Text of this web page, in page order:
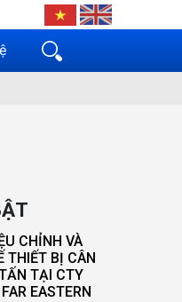
CHỈNH VÀ
THIẾT BỊ CÂN
TẠI CTY
EASTERN